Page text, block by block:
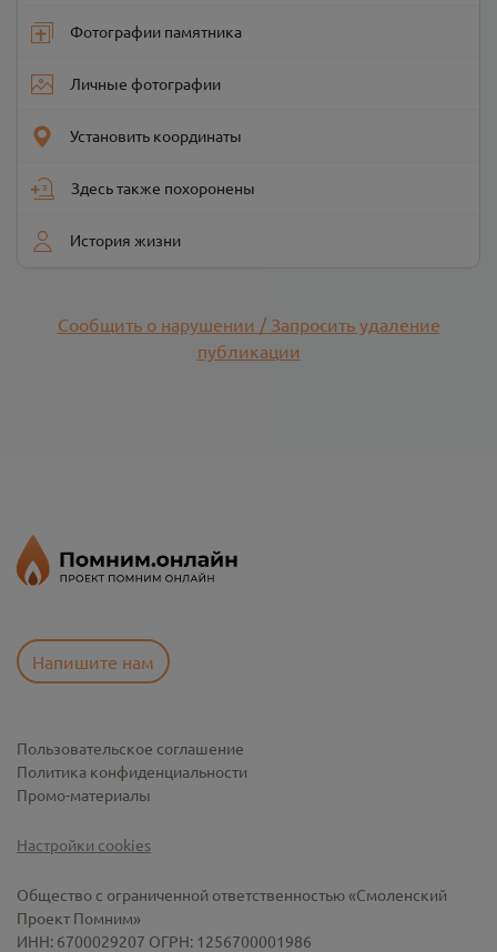
Фотографии памятника
Личные фотографии
Установить координаты
Здесь также похоронены
История жизни
Сообщить о нарушении / Запросить удаление
публикации
Напишите нам
Пользовательское соглашение
Политика конфиденциальности
Промо-материалы
Настройки cookies
Общество с ограниченной ответственностью «Смоленский
Проект Помним»
ИНН: 6700029207 ОГРН: 1256700001986